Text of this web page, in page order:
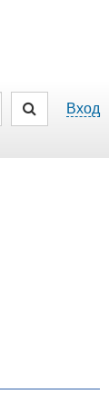
Вход